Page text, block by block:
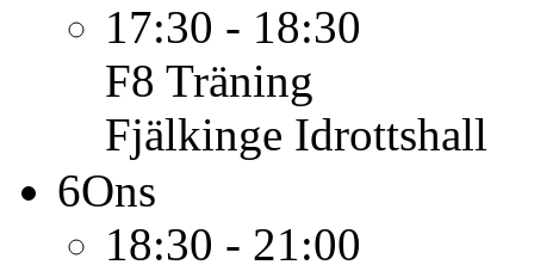
17:30 - 18:30
F8 Träning
Fjälkinge Idrottshall
6Ons
18:30 - 21:00